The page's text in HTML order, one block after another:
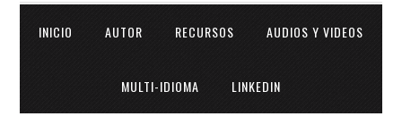
INICIO AUTOR RECURSOS AUDIOS Y VIDEOS
MULTI-IDIOMA LINKEDIN